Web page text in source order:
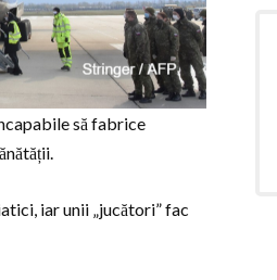
să fabrice
iar unii „jucători” fac